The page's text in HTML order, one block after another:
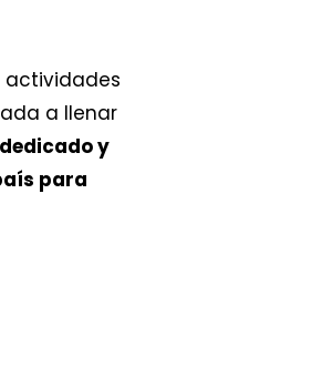
actividades
a llenar
y
para